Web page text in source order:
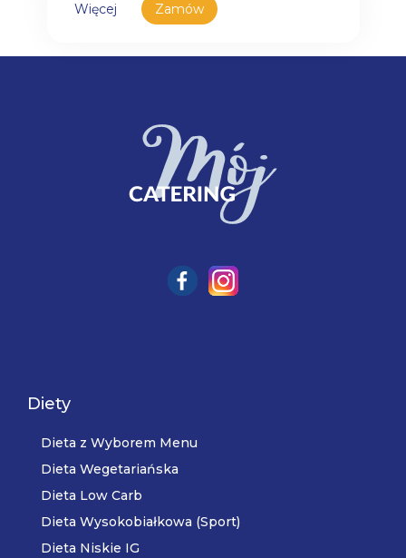
Więcej Zamów
Diety
Dieta z Wyborem Menu
Dieta Wegetariańska
Dieta Low Carb
Dieta Wysokobiałkowa (Sport)
Dieta Niskie IG